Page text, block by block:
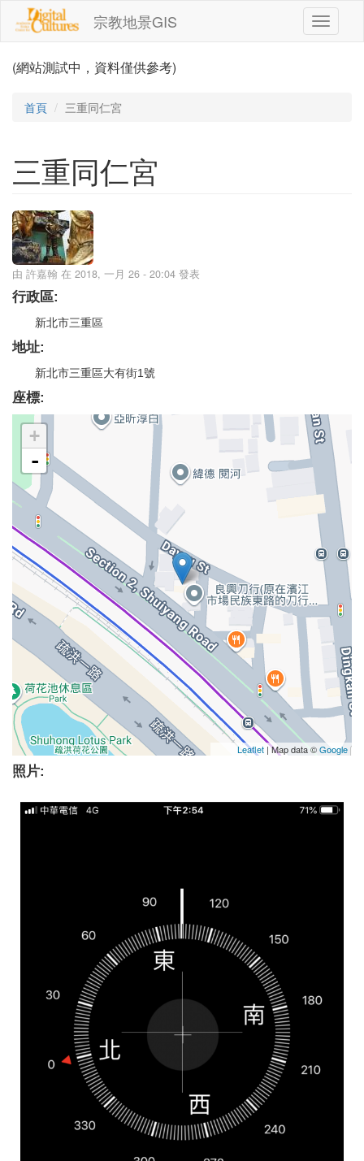
移至主內容
宗教地景GIS
Toggle
(網站測試中，資料僅供參考)
首頁 三重同仁宮
三重同仁宮
由 許嘉翰 在 2018, 一月 26 - 20:04 發表
行政區:
新北市三重區
地址:
新北市三重區大有街1號
座標:
+
-
Leaflet | Map data ©Google
照片: